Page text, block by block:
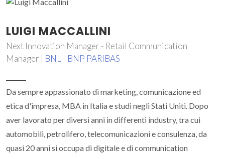
LUIGI MACCALLINI
Next Innovation Manager - Retail Communication
Manager | BNL - BNP PARIBAS
Da sempre appassionato di marketing, comunicazione ed
etica d'impresa, MBA in Italia e studi negli Stati Uniti. Dopo
aver lavorato per diversi anni in differenti industry, tra cui
automobili, petrolifero, telecomunicazioni e consulenza, da
quasi 20 anni si occupa di digitale e di communication